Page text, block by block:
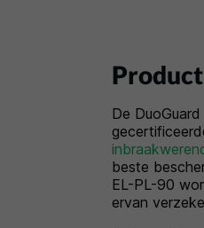
De
beste
EL-PL-90
ervan